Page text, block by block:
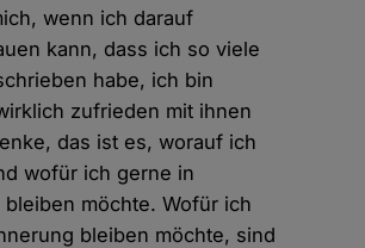
wenn ich darauf
kann, dass ich so viele
habe, ich bin
zufrieden mit ihnen
das ist es, worauf ich
wofür ich gerne in
bleiben möchte. Wofür ich
bleiben möchte, sind